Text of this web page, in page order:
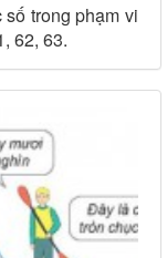
trong phạm vi
62, 63.